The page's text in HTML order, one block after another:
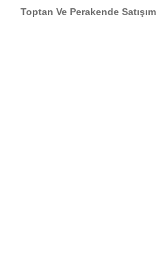
Toptan Ve Perakende